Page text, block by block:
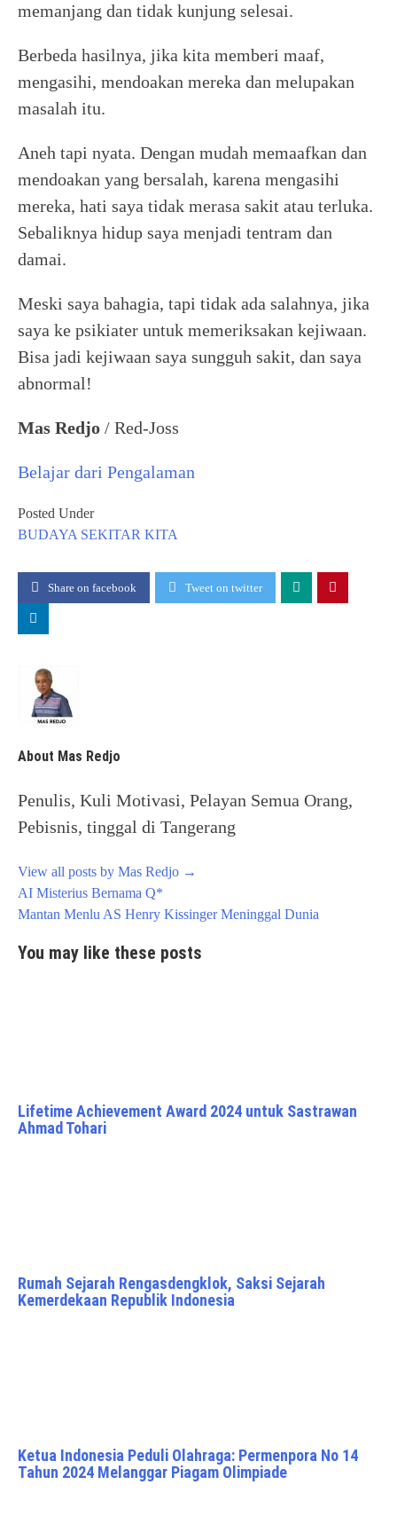
memanjang dan tidak kunjung selesai.
Berbeda hasilnya, jika kita memberi maaf,
mengasihi, mendoakan mereka dan melupakan
masalah itu.
Aneh tapi nyata. Dengan mudah memaafkan dan
mendoakan yang bersalah, karena mengasihi
mereka, hati saya tidak merasa sakit atau terluka.
Sebaliknya hidup saya menjadi tentram dan
damai.
Meski saya bahagia, tapi tidak ada salahnya, jika
saya ke psikiater untuk memeriksakan kejiwaan.
Bisa jadi kejiwaan saya sungguh sakit, dan saya
abnormal!
Mas Redjo / Red-Joss
Belajar dari Pengalaman
Posted Under
BUDAYA SEKITAR KITA
Share on facebook Tweet on twitter
About Mas Redjo
Penulis, Kuli Motivasi, Pelayan Semua Orang,
Pebisnis, tinggal di Tangerang
View all posts by Mas Redjo →
Post
navigation
AI Misterius Bernama Q*
Mantan Menlu AS Henry Kissinger Meninggal Dunia
You may like these posts
Lifetime Achievement Award 2024 untuk Sastrawan
Ahmad Tohari
Rumah Sejarah Rengasdengklok, Saksi Sejarah
Kemerdekaan Republik Indonesia
Ketua Indonesia Peduli Olahraga: Permenpora No 14
Tahun 2024 Melanggar Piagam Olimpiade